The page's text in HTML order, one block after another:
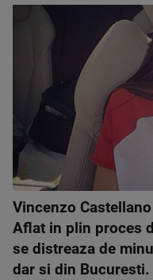
Vincenzo
Aflat in plin proces
se distreaza de
dar si din Bucuresti.